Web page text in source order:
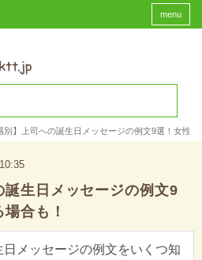
menu
別】上司への誕生日メッセージの例文9選！女性
誕生日メッセージの例文9
合も！
メッセージの例文をいくつ知